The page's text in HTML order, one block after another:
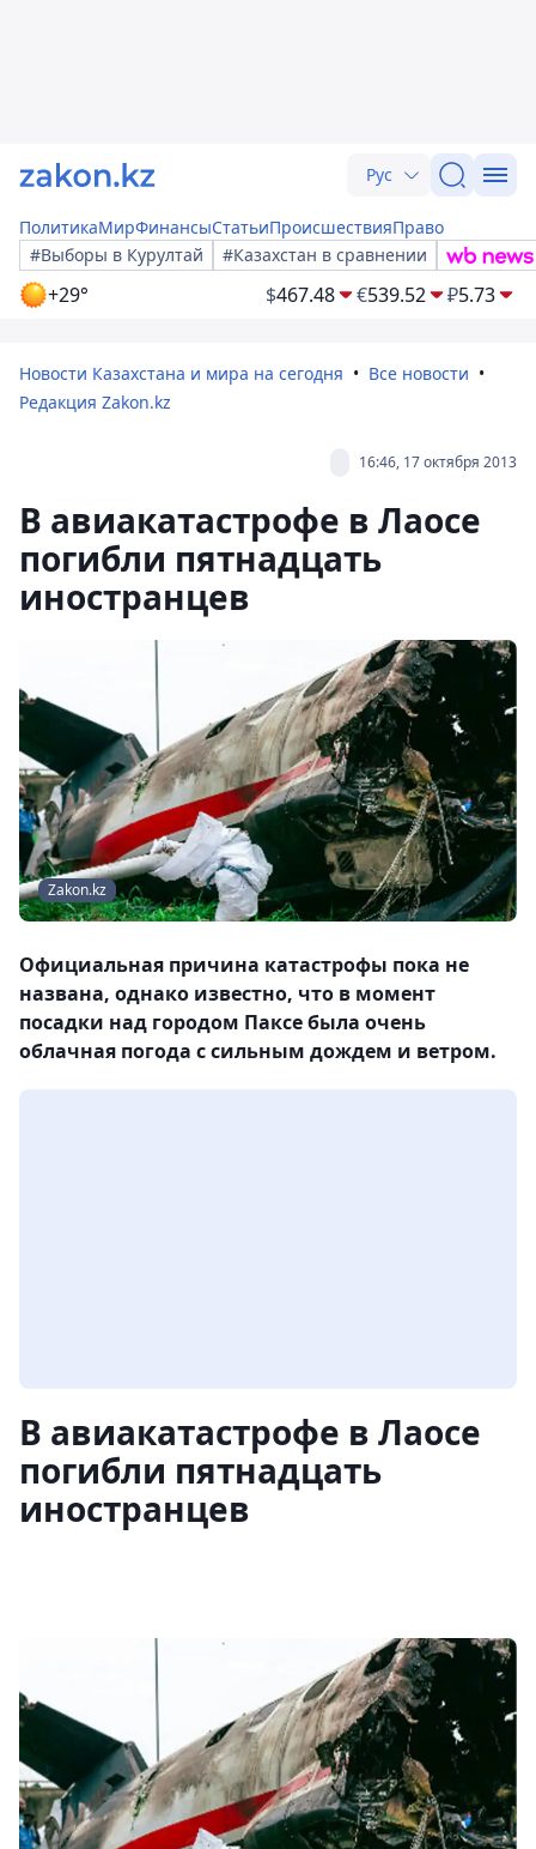
Рус
ПолитикаМирФинансыСтатьиПроисшествияПраво
#Выборы в Курултай
#Казахстан в сравнении
+29° $467.48 €539.52 ₽5.73
Новости Казахстана и мира на сегодня
Все новости
Редакция Zakon.kz
16:46, 17 октября 2013
В авиакатастрофе в Лаосе
погибли пятнадцать
иностранцев
Zakon.kz
Официальная причина катастрофы пока не
названа, однако известно, что в момент
посадки над городом Паксе была очень
облачная погода с сильным дождем и ветром.
В авиакатастрофе в Лаосе
погибли пятнадцать
иностранцев